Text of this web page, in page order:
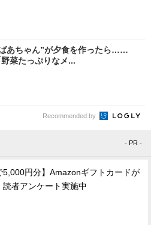
あちゃん”が夕食を作ったら……
菜たっぷりなメ...
Recommended by
- PR -
5,000円分】Amazonギフトカードが
読者アンケート実施中